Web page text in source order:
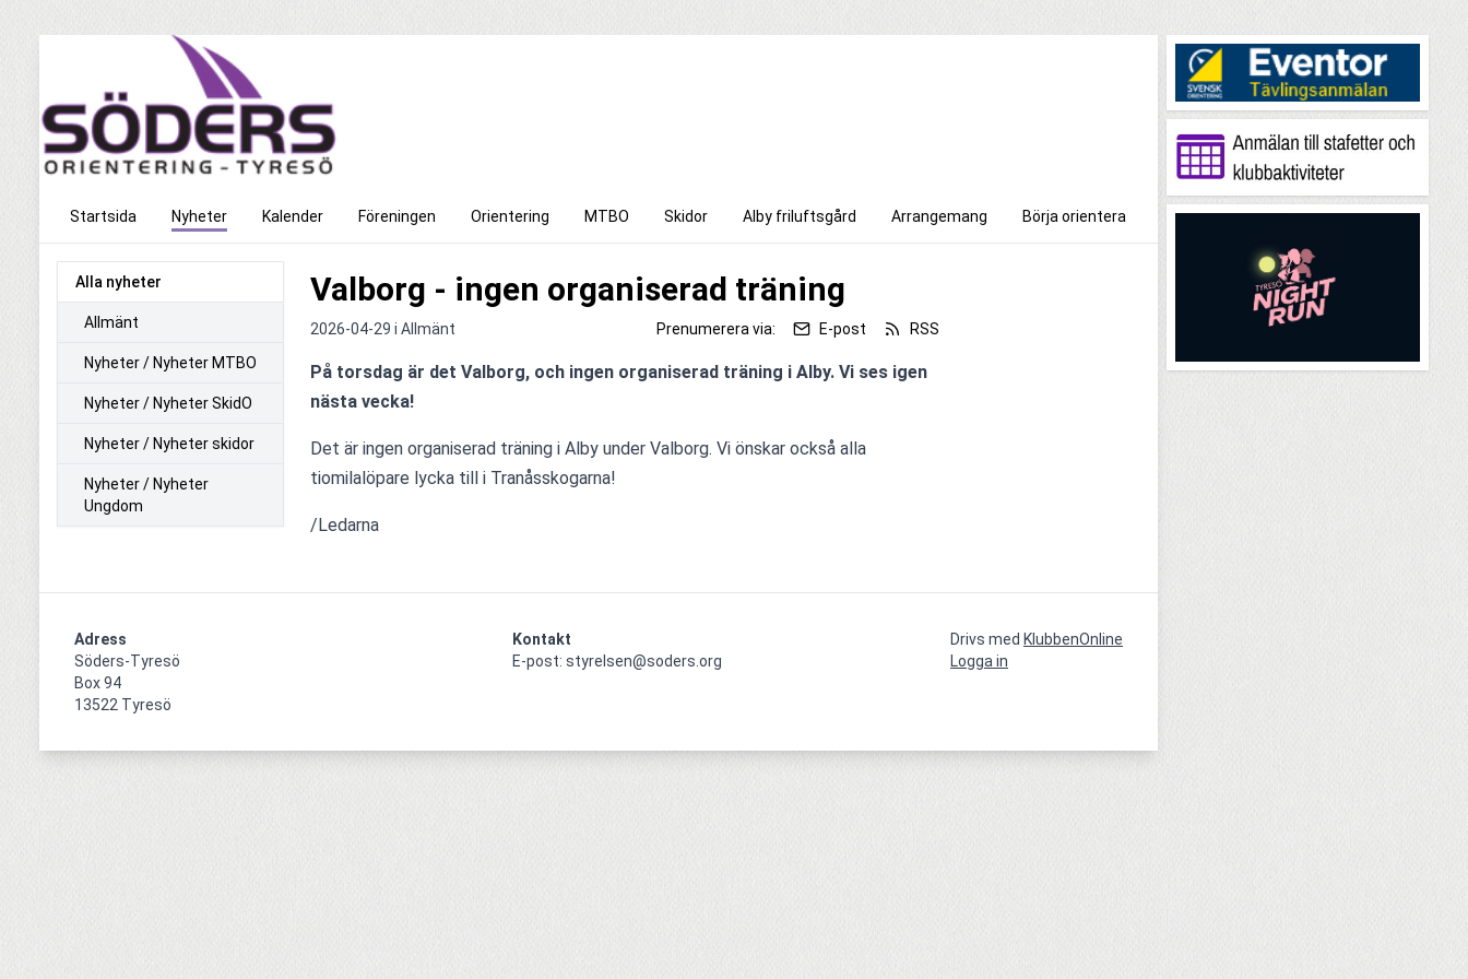
Startsida Nyheter Kalender Föreningen Orientering MTBO Skidor Alby friluftsgård Arrangemang Börja orientera
Alla nyheter
Allmänt
Nyheter / Nyheter MTBO
Nyheter / Nyheter SkidO
Nyheter / Nyheter skidor
Nyheter / Nyheter
Ungdom
Valborg - ingen organiserad träning
2026-04-29 i Allmänt Prenumerera via: E-post RSS
På torsdag är det Valborg, och ingen organiserad träning i Alby. Vi ses igen
nästa vecka!
Det är ingen organiserad träning i Alby under Valborg. Vi önskar också alla
tiomilalöpare lycka till i Tranåsskogarna!
/Ledarna
Adress
Söders-Tyresö
Box 94
13522 Tyresö
Kontakt
E-post: styrelsen@soders.org
Drivs med KlubbenOnline
Logga in